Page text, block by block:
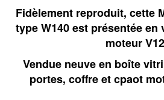
Fidèlement reproduit, cette
type W140 est présentée en
moteur V12
Vendue neuve en boîte
portes, coffre et cpaot